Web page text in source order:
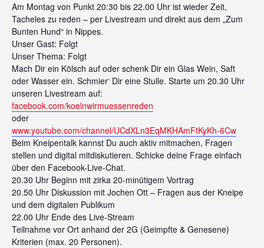
Am Montag von Punkt 20:30 bis 22.00 Uhr ist wieder Zeit,
Tacheles zu reden – per Livestream und direkt aus dem „Zum
Bunten Hund“ in Nippes.
Unser Gast: Folgt
Unser Thema: Folgt
Mach Dir ein Kölsch auf oder schenk Dir ein Glas Wein, Saft
oder Wasser ein. Schmier‘ Dir eine Stulle. Starte um 20.30 Uhr
unseren Livestream auf:
facebook.com/koelnwirmuessenreden
oder
www.youtube.com/channel/UCdXLn3EqMKHAmFtKyKh-6Cw
Beim Kneipentalk kannst Du auch aktiv mitmachen, Fragen
stellen und digital mitdiskutieren. Schicke deine Frage einfach
über den Facebook-Live-Chat.
20.30 Uhr Beginn mit zirka 20-minütigem Vortrag
20.50 Uhr Diskussion mit Jochen Ott – Fragen aus der Kneipe
und dem digitalen Publikum
22.00 Uhr Ende des Live-Stream
Teilnahme vor Ort anhand der 2G (Geimpfte & Genesene)
Kriterien (max. 20 Personen).